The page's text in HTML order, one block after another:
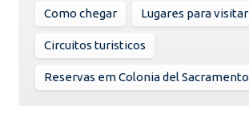
Como chegar Lugares para visitar
Circuitos turisticos
Reservas em Colonia del Sacramento